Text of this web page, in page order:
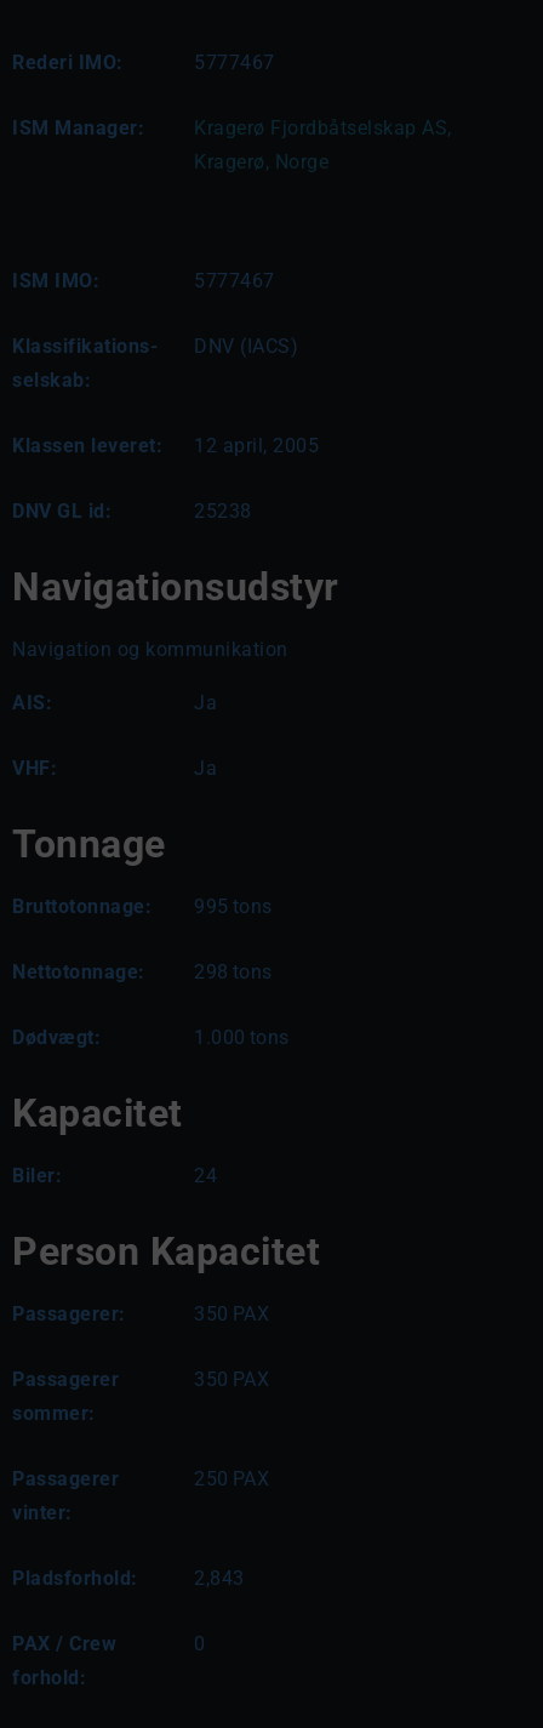
Rederi IMO: 5777467
ISM Manager:
Kragerø Fjordbåtselskap AS,
Kragerø, Norge
ISM IMO: 5777467
Klassifikations-
selskab:
DNV (IACS)
Klassen leveret: 12 april, 2005
DNV GL id: 25238
Navigationsudstyr
Navigation og kommunikation
AIS: Ja
VHF: Ja
Tonnage
Bruttotonnage: 995 tons
Nettotonnage: 298 tons
Dødvægt: 1.000 tons
Kapacitet
Biler: 24
Person Kapacitet
Passagerer: 350 PAX
Passagerer
sommer:
350 PAX
Passagerer
vinter:
250 PAX
Pladsforhold: 2,843
PAX / Crew
forhold:
0